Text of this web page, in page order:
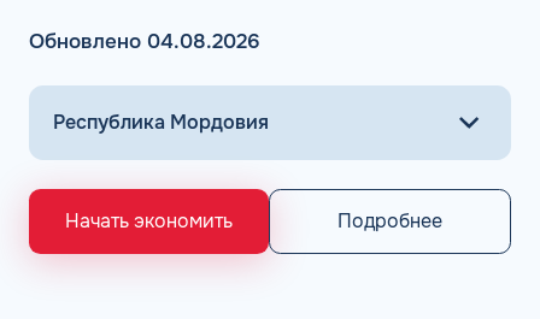
Обновлено 04.08.2026
Начать экономить Подробнее